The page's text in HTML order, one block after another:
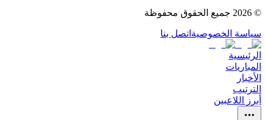
©
2026 جميع الحقوق محفوظة
سياسة الخصوصية اتصل بنا
الرئيسية
المباريات
الأخبار
الترتيب
أبرز اللاعبين